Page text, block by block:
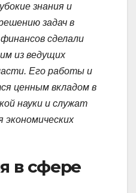
знания и
задач в
сделали
из ведущих
Его работы и
ценным вкладом в
науки и служат
экономических
в сфере